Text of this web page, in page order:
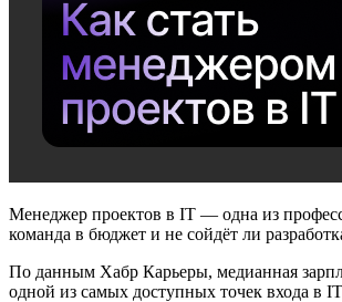
Менеджер проектов в IT — одна из
команда в бюджет и не сойдёт ли
По данным Хабр Карьеры, медианная
одной из самых доступных точек входа в